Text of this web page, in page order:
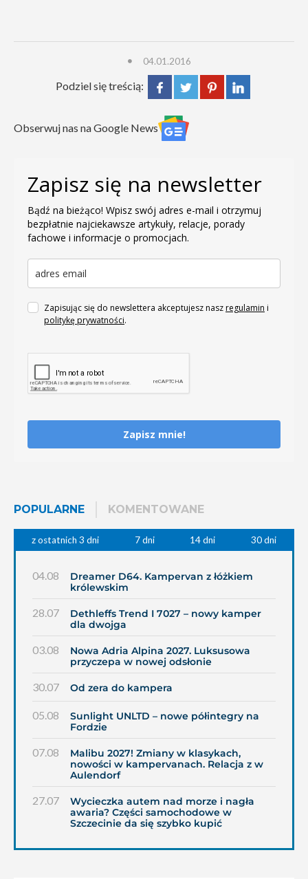
04.01.2016
Podziel się treścią:
Obserwuj nas na Google News
Zapisz się na newsletter
Bądź na bieżąco! Wpisz swój adres e-mail i otrzymuj
bezpłatnie najciekawsze artykuły, relacje, porady
fachowe i informacje o promocjach.
Zapisując się do newslettera akceptujesz naszregulamin i
politykę prywatności.
Zapisz mnie!
POPULARNE KOMENTOWANE
z ostatnich 3 dni 7 dni 14 dni 30 dni
04.08
Dreamer D64. Kampervan z łóżkiem
królewskim
28.07
Dethleffs Trend I 7027 – nowy kamper
dla dwojga
03.08
Nowa Adria Alpina 2027. Luksusowa
przyczepa w nowej odsłonie
30.07 Od zera do kampera
05.08
Sunlight UNLTD – nowe półintegry na
Fordzie
07.08
Malibu 2027! Zmiany w klasykach,
nowości w kampervanach. Relacja z w
Aulendorf
27.07
Wycieczka autem nad morze i nagła
awaria? Części samochodowe w
Szczecinie da się szybko kupić